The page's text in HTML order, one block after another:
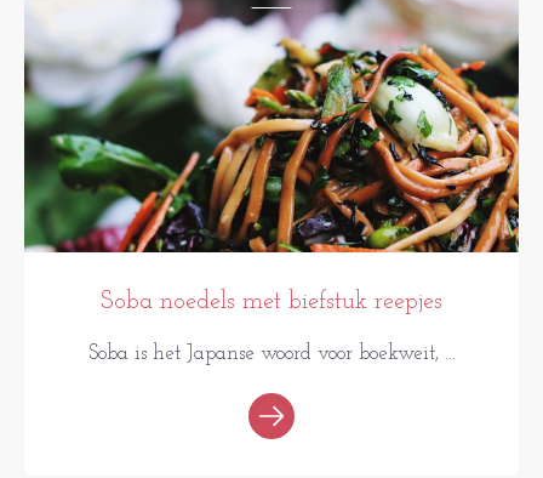
Soba noedels met biefstuk reepjes
Soba is het Japanse woord voor boekweit, ...